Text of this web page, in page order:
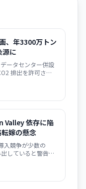
、年3300万トン
に
ータセンター併設
排出を許可さ
を示唆している。
Valley 依存に陥
嫁の懸念
入競争が少数の
していると警告。
要因になり得ると